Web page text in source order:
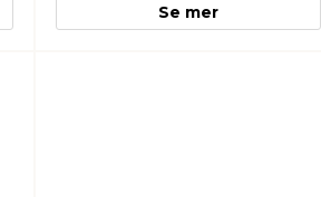
Se mer